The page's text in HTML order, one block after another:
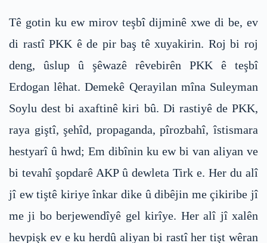
Tê gotin ku ew mirov teşbî dijminê xwe di be, ev
di rastî PKK ê de pir baş tê xuyakirin. Roj bi roj
deng, ûslup û şêwazê rêvebirên PKK ê teşbî
Erdogan lêhat. Demekê Qerayilan mîna Suleyman
Soylu dest bi axaftinê kiri bû. Di rastiyê de PKK,
raya giştî, şehîd, propaganda, pîrozbahî, îstismara
hestyarî û hwd; Em dibînin ku ew bi van aliyan ve
bi tevahî şopdarê AKP û dewleta Tirk e. Her du alî
jî ew tiştê kiriye înkar dike û dibêjin me çikiribe jî
me ji bo berjewendîyê gel kirîye. Her alî jî xalên
hevpişk ev e ku herdû aliyan bi rastî her tişt wêran